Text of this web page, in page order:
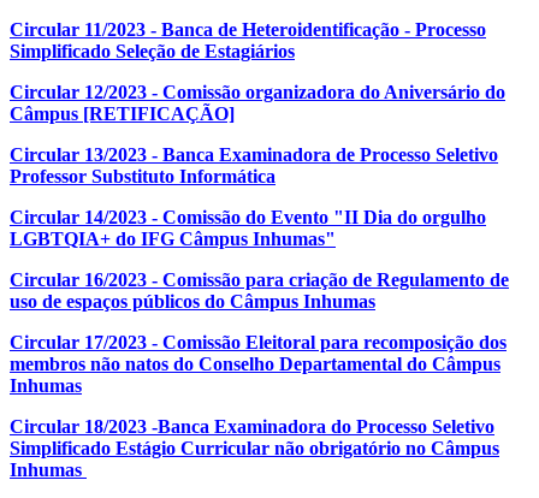
Circular 11/2023 - Banca de Heteroidentificação - Processo
Simplificado Seleção de Estagiários
Circular 12/2023 - Comissão organizadora do Aniversário do
Câmpus [RETIFICAÇÃO]
Circular 13/2023 - Banca Examinadora de Processo Seletivo
Professor Substituto Informática
Circular 14/2023 - Comissão do Evento "II Dia do orgulho
LGBTQIA+ do IFG Câmpus Inhumas"
Circular 16/2023 - Comissão para criação de Regulamento de
uso de espaços públicos do Câmpus Inhumas
Circular 17/2023 - Comissão Eleitoral para recomposição dos
membros não natos do Conselho Departamental do Câmpus
Inhumas
Circular 18/2023 -Banca Examinadora do Processo Seletivo
Simplificado Estágio Curricular não obrigatório no Câmpus
Inhumas